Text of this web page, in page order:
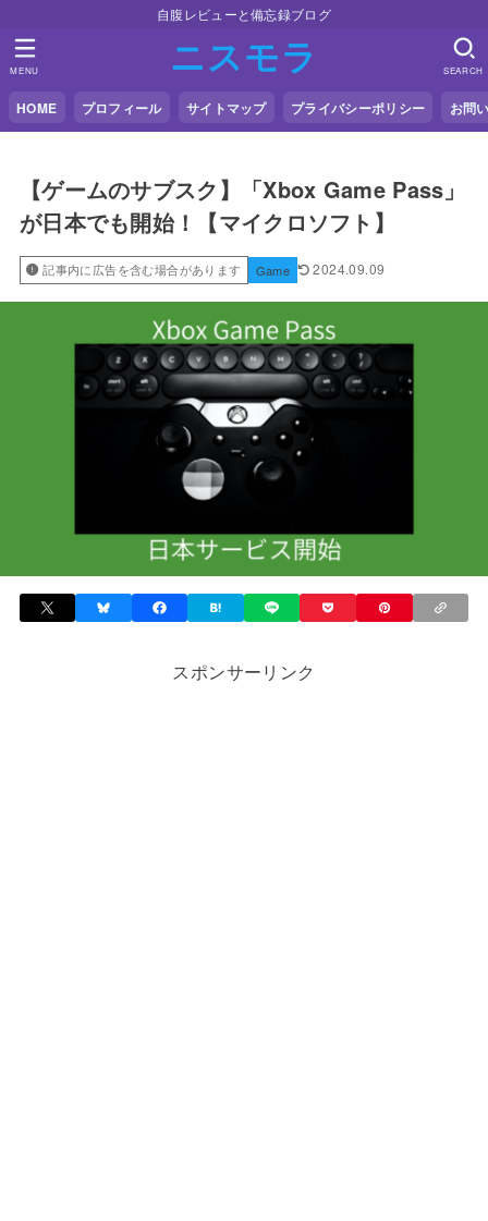
自腹レビューと備忘録ブログ
ニスモラ
HOME プロフィール サイトマップ プライバシーポリシー お問
SEARCH
MENU
【ゲームのサブスク】「Xbox Game Pass」
が日本でも開始！【マイクロソフト】
記事内に広告を含む場合があります Game 2024.09.09
スポンサーリンク